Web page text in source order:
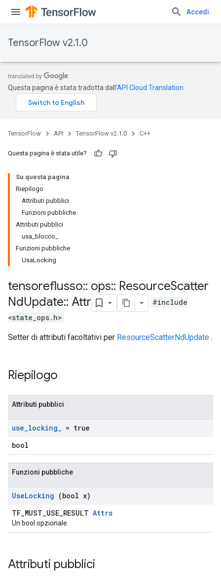
Accedi
TensorFlow v2.1.0
Questa pagina è stata tradotta dall'API Cloud Translation
TensorFlow API TensorFlow v2.1.0 C++
Questa pagina è stata utile?
Su questa pagina
Riepilogo
Attributi pubblici
Funzioni pubbliche
Attributi pubblici
usa_blocco_
Funzioni pubbliche
UsaLocking
tensoreflusso:: ops:: ResourceScatter
NdUpdate:: Attr
#include
<state_ops.h>
Setter di attributi facoltativi per ResourceScatterNdUpdate .
Riepilogo
Attributi pubblici
use_locking_ = true
bool
Funzioni pubbliche
UseLocking (bool x)
TF_MUST_USE_RESULT Attrs
Un bool opzionale.
Attributi pubblici